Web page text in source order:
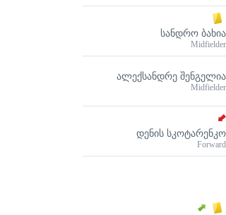
ᲡᲐᲜᲓᲠᲝ ᲑᲐᲮᲘᲐ
Midfielder
ᲐᲚᲔᲥᲡᲐᲜᲓᲠᲔ ᲨᲔᲜᲒᲔᲚᲘᲐ
Midfielder
ᲓᲔᲜᲘᲡ ᲡᲙᲝᲢᲐᲠᲔᲜᲙᲝ
Forward